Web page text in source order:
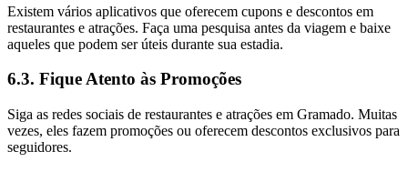
Existem vários aplicativos que oferecem cupons e descontos em
restaurantes e atrações. Faça uma pesquisa antes da viagem e baixe
aqueles que podem ser úteis durante sua estadia.
6.3. Fique Atento às Promoções
Siga as redes sociais de restaurantes e atrações em Gramado. Muitas
vezes, eles fazem promoções ou oferecem descontos exclusivos para
seguidores.